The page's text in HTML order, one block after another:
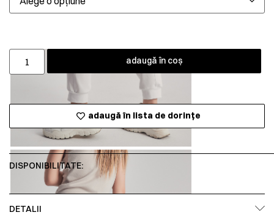
adaugă în coș
adaugă în lista de dorințe
DISPONIBILITATE:
DETALII